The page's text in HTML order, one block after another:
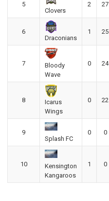
5
Clovers
2 27
6
Draconians
1 25
7
Bloody
Wave
0 24
8
Icarus
Wings
0 22
9
Splash FC
0 0
10
Kensington
Kangaroos
1 0